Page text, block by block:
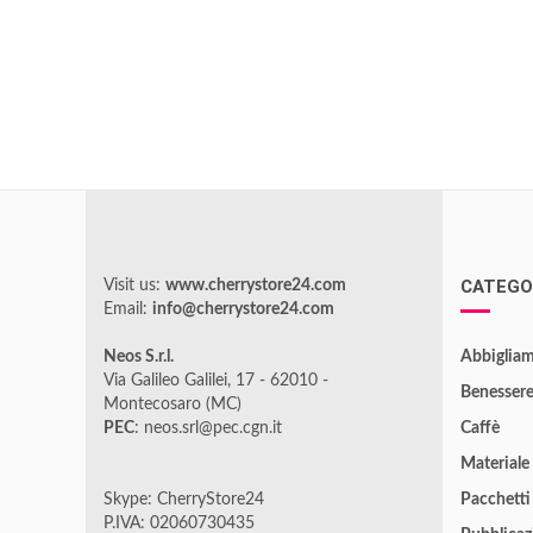
Visit us: www.cherrystore24.com
Email: info@cherrystore24.com
Neos S.r.l.
Via Galileo Galilei, 17 - 62010 -
Montecosaro (MC)
PEC: neos.srl@pec.cgn.it
Skype: CherryStore24
P.IVA: 02060730435
Benessere
Caffè
Pacchetti